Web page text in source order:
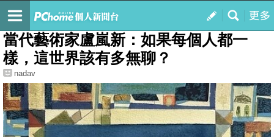
我的
最新文章
當代藝術家盧嵐新：如果每個人都一
樣，這世界該有多無聊？
nadav